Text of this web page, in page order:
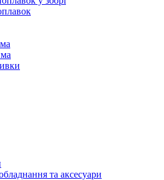
та аксесуари